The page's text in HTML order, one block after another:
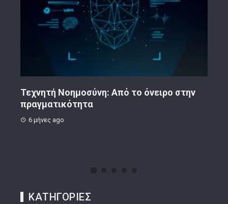
Κορινθιακό Επιχειρείν – Ανακοίνωση
9 μήνες ago
ΚΑΤΗΓΟΡΙΕΣ